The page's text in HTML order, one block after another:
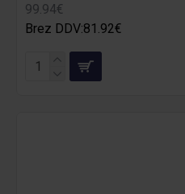
99.94€
Brez DDV:81.92€